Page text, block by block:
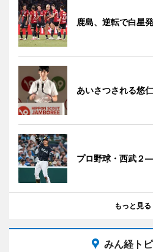
鹿島、逆転で白星
あいさつされる悠
プロ野球・西武２
もっと見る
みん経ト